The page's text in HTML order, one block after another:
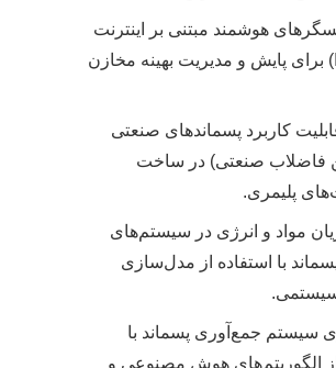
هوشمند مبتنی بر اینترنت
اشیا (IoT) برای پایش و مدیریت بهینه مخازن
کاربرد پسماندهای صنعتی
فاضلاب صنعتی) در ساخت
پلیمری.
مواد و انرژی در سیستم‌های
با استفاده از مدل‌سازی
سیستمی.
سیستم جمع‌آوری پسماند با
از الگوریتم‌های هوش مصنوعی و